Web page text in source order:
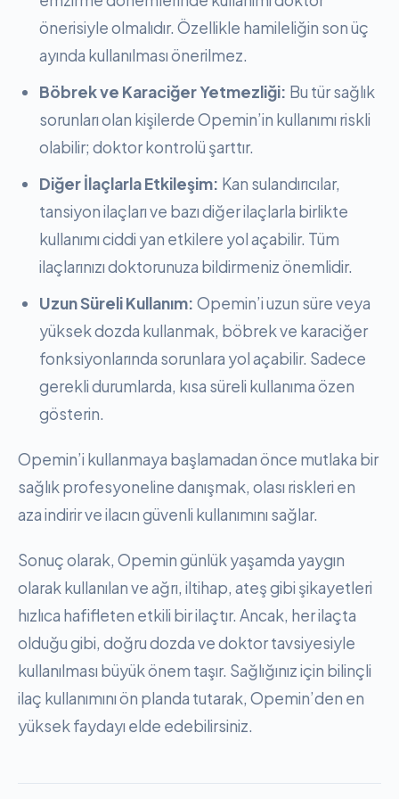
önerisiyle olmalıdır. Özellikle hamileliğin son üç
ayında kullanılması önerilmez.
Böbrek ve Karaciğer Yetmezliği: Bu tür sağlık
sorunları olan kişilerde Opemin’in kullanımı riskli
olabilir; doktor kontrolü şarttır.
Diğer İlaçlarla Etkileşim: Kan sulandırıcılar,
tansiyon ilaçları ve bazı diğer ilaçlarla birlikte
kullanımı ciddi yan etkilere yol açabilir. Tüm
ilaçlarınızı doktorunuza bildirmeniz önemlidir.
Uzun Süreli Kullanım: Opemin’i uzun süre veya
yüksek dozda kullanmak, böbrek ve karaciğer
fonksiyonlarında sorunlara yol açabilir. Sadece
gerekli durumlarda, kısa süreli kullanıma özen
gösterin.
Opemin’i kullanmaya başlamadan önce mutlaka bir
sağlık profesyoneline danışmak, olası riskleri en
aza indirir ve ilacın güvenli kullanımını sağlar.
Sonuç olarak, Opemin günlük yaşamda yaygın
olarak kullanılan ve ağrı, iltihap, ateş gibi şikayetleri
hızlıca hafifleten etkili bir ilaçtır. Ancak, her ilaçta
olduğu gibi, doğru dozda ve doktor tavsiyesiyle
kullanılması büyük önem taşır. Sağlığınız için bilinçli
ilaç kullanımını ön planda tutarak, Opemin’den en
yüksek faydayı elde edebilirsiniz.